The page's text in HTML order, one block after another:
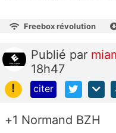
Freebox révolution
Publié par
18h47
!
citer
+1 Normand BZH